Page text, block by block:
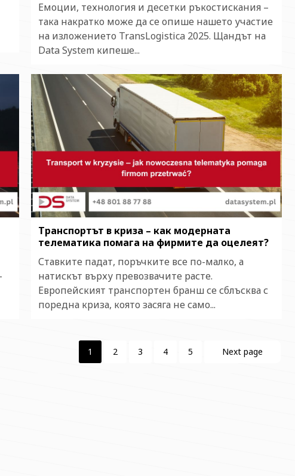
Емоции, технология и десетки ръкостискания –
така накратко може да се опише нашето участие
на изложението TransLogistica 2025. Щандът на
Data System кипеше...
Транспортът в криза – как модерната
телематика помага на фирмите да оцелеят?
Ставките падат, поръчките все по-малко, а
натискът върху превозвачите расте.
Европейският транспортен бранш се сблъсква с
поредна криза, която засяга не само...
1 2 3 4 5 Next page